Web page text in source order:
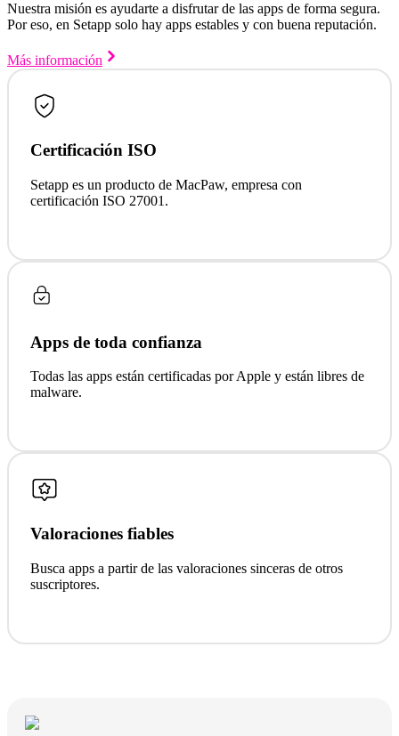
Nuestra misión es ayudarte a disfrutar de las apps de forma segura.
Por eso, en Setapp solo hay apps estables y con buena reputación.
Más información
Certificación ISO
Setapp es un producto de MacPaw, empresa con
certificación ISO 27001.
Apps de toda confianza
Todas las apps están certificadas por Apple y están libres de
malware.
Valoraciones fiables
Busca apps a partir de las valoraciones sinceras de otros
suscriptores.